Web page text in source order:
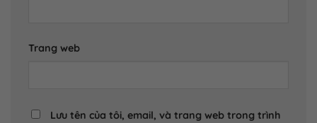
Trang web
Lưu tên của tôi, email, và trang web trong trình